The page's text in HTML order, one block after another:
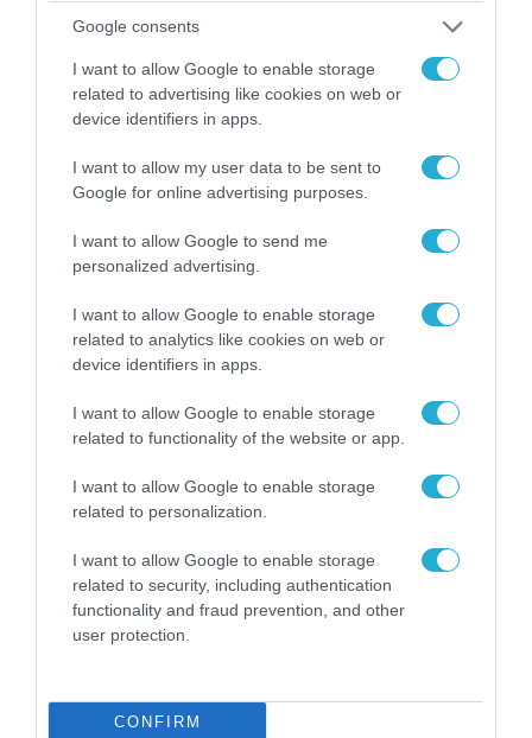
Google consents
I want to allow Google to enable storage
related to advertising like cookies on web or
device identifiers in apps.
I want to allow my user data to be sent to
Google for online advertising purposes.
I want to allow Google to send me
personalized advertising.
I want to allow Google to enable storage
related to analytics like cookies on web or
device identifiers in apps.
I want to allow Google to enable storage
related to functionality of the website or app.
I want to allow Google to enable storage
related to personalization.
I want to allow Google to enable storage
related to security, including authentication
functionality and fraud prevention, and other
user protection.
CONFIRM
09.08.2026 | 17:02
ΣΥΡΙΖΑ για υποκλοπές: «Το (παρα)κράτος της ΝΔ
08.08.2026 | 09:02
«Η απόλυτη τραγωδία»: Η «αιχμηρή» ανάρτηση